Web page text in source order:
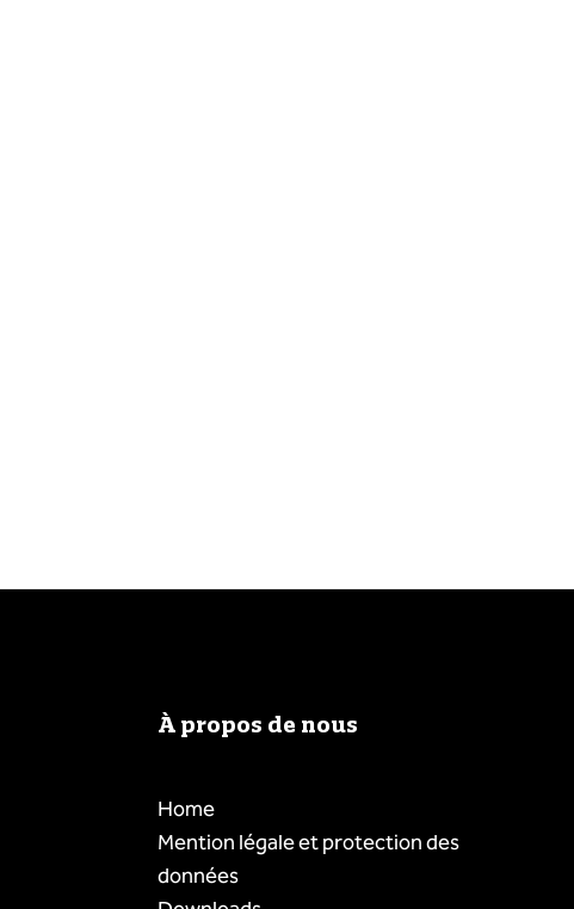
À propos de nous
Home
Mention légale et protection des
données